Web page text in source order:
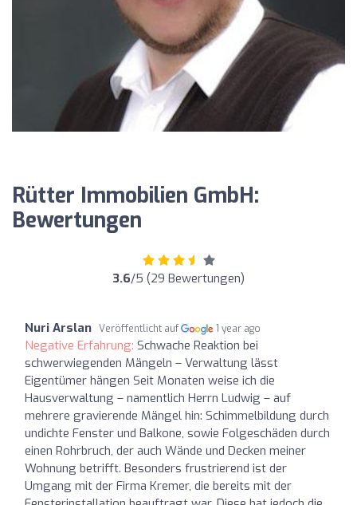
Rütter Immobilien GmbH:
Bewertungen
3.6/5 (29 Bewertungen)
Nuri Arslan Veröffentlicht auf 1 year ago
Negative Erfahrung: Schwache Reaktion bei
schwerwiegenden Mängeln – Verwaltung lässt
Eigentümer hängen Seit Monaten weise ich die
Hausverwaltung – namentlich Herrn Ludwig – auf
mehrere gravierende Mängel hin: Schimmelbildung durch
undichte Fenster und Balkone, sowie Folgeschäden durch
einen Rohrbruch, der auch Wände und Decken meiner
Wohnung betrifft. Besonders frustrierend ist der
Umgang mit der Firma Kremer, die bereits mit der